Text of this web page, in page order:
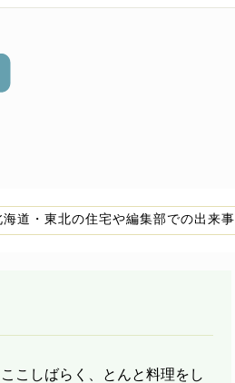
道・東北の住宅や編集部での出来事
こしばらく、とんと料理をし